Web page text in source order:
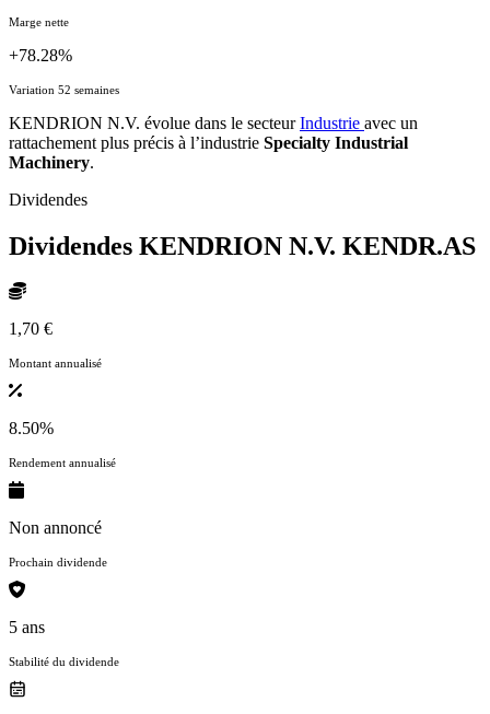
Marge nette
+78.28%
Variation 52 semaines
KENDRION N.V. évolue dans le secteurIndustrie avec un
rattachement plus précis à l’industrie Specialty Industrial
Machinery.
Dividendes
Dividendes KENDRION N.V. KENDR.AS
1,70 €
Montant annualisé
8.50%
Rendement annualisé
Non annoncé
Prochain dividende
5 ans
Stabilité du dividende